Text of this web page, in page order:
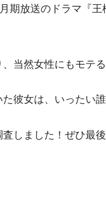
期放送のドラマ『
当然女性にもモテる
彼女は、いったい誰
しました！ぜひ最後